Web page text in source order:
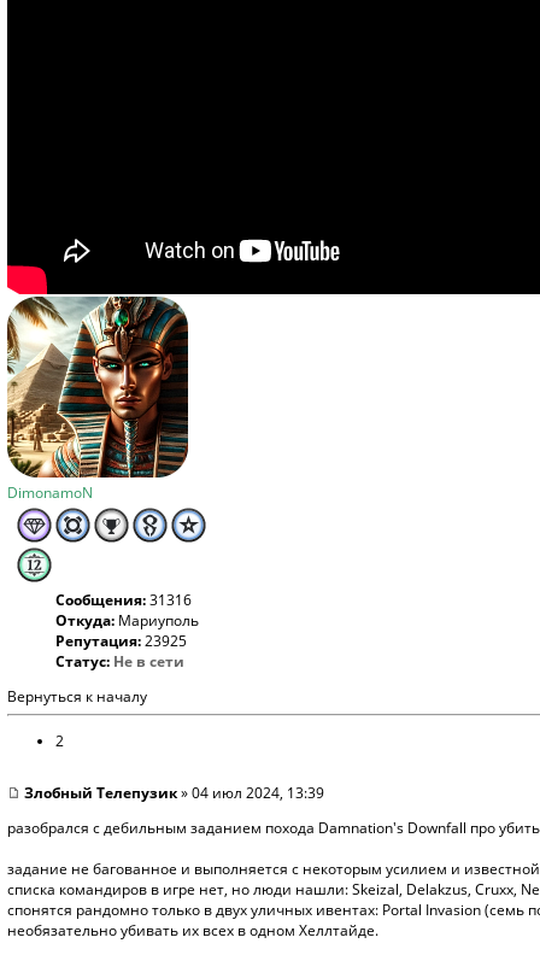
DimonamoN
Сообщения:31316
Откуда: Мариуполь
Репутация:23925
Статус: Не в сети
Вернуться к началу
2
Злобный Телепузик» 04 июл 2024, 13:39
разобрался с дебильным заданием похода Damnation's Downfall про
задание не багованное и выполняется с некоторым усилием и
списка командиров в игре нет, но люди нашли: Skeizal, Delakzus, Cruxx,
спонятся рандомно только в двух уличных ивентах: Portal Invasion (семь
необязательно убивать их всех в одном Хеллтайде.